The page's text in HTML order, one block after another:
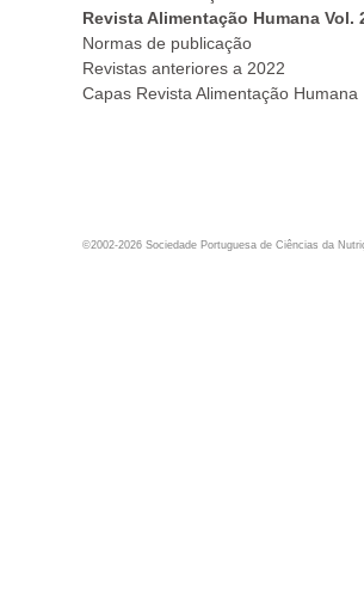
Revista Alimentação Humana Vol.
Normas de publicação
Revistas anteriores a 2022
Capas Revista Alimentação Humana
©2002-2026 Sociedade Portuguesa de Ciências da